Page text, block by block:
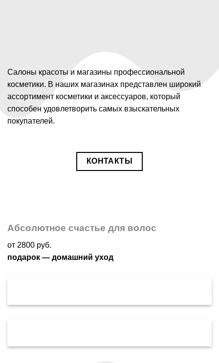
Салоны красоты и магазины профессиональной
косметики. В наших магазинах представлен широкий
ассортимент косметики и аксессуаров, который
способен удовлетворить самых взыскательных
покупателей.
КОНТАКТЫ
Абсолютное счастье для волос
от 2800 руб.
подарок — домашний уход